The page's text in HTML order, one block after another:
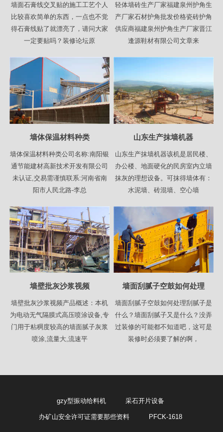
墙面石膏线交叉贴的施工工艺个人
比较喜欢简单的东西，一点也不觉
得石膏线贴了就漂亮了，请问大家
一定要贴吗？装修论坛原
轻体墙砖生产厂家福建泉州护角生
产厂家石材护角批发价格瓷砖护角
供应商福建泉州护角生产厂家晋江
逢源鞋材有限公司文章来
墙体保温材料种类
墙体保温材料种类公司名称:南阳银
通节能建材高新技术开发有限公司
未认证,交易需谨慎联系:河南省南
阳市人民北路-李总
山东生产抹墙机器
山东生产抹墙机器该机是居民楼、
办公楼、地面硬化的民房室内立墙
抹灰的理想设备。可抹得墙体有：
水泥墙、砖混墙、空心墙
墙壁批灰沙浆视频
墙壁批灰沙浆视频产品概述：本机
为电动无气隔膜式高压喷涂设备,专
门用于粘稠度较高的墙面腻子灰浆
喷涂,流量大,流速平
墙面刮腻子空鼓如何处理
墙面刮腻子空鼓如何处理刮腻子是
什么？墙面刮腻子又是什么？没弄
过装修的可能都不知道吧，这可是
装修时必须要了解的啊，
gzy型振动给料机 采石开片设备
办矿山安全许可证需要那些资料 PFCK-1618